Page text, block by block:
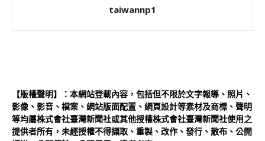
taiwannp1
【版權聲明】：本網站登載內容，包括但不限於文字報導、照片、
影像、影音、檔案、網站版面配置、網頁設計等素材及商標、聲明
等均屬株式會社臺灣新聞社或其他授權株式會社臺灣新聞社使用之
提供者所有，未經授權不得擷取、重製、改作、發行、散布、公開